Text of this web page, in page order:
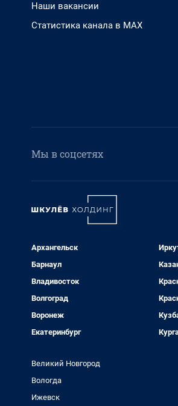
Наши вакансии
Статистика канала в MAX
Мы в соцсетях
Архангельск
Барнаул
Владивосток
Волгоград
Воронеж
Екатеринбург
Великий Новгород
Вологда
Ижевск